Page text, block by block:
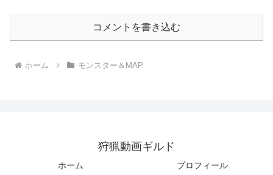
コメントを書き込む
ホーム モンスター＆MAP
狩猟動画ギルド
ホーム
プロフィール